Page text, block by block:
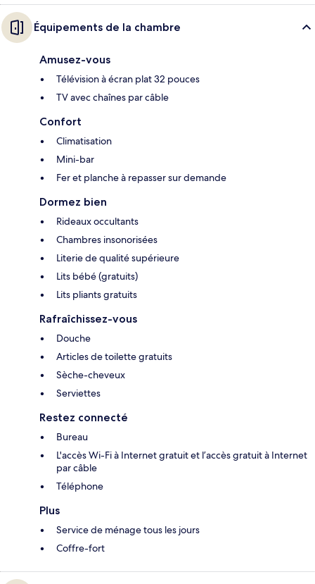
Équipements de la chambre
Amusez-vous
Télévision à écran plat 32 pouces
TV avec chaînes par câble
Confort
Climatisation
Mini-bar
Fer et planche à repasser sur demande
Dormez bien
Rideaux occultants
Chambres insonorisées
Literie de qualité supérieure
Lits bébé (gratuits)
Lits pliants gratuits
Rafraîchissez-vous
Douche
Articles de toilette gratuits
Sèche-cheveux
Serviettes
Restez connecté
Bureau
L'accès Wi-Fi à Internet gratuit et l’accès gratuit à Internet
par câble
Téléphone
Plus
Service de ménage tous les jours
Coffre-fort